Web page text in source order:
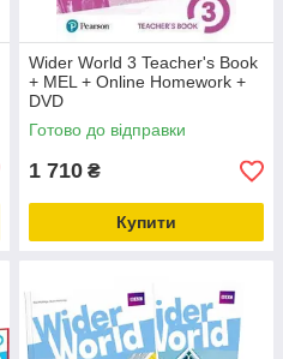
Wider World 3 Teacher's Book
+ MEL + Online Homework +
DVD
Готово до відправки
1 710 ₴
Купити